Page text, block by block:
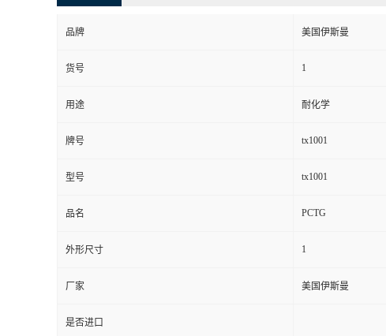
品牌 美国伊斯曼
货号 1
用途 耐化学
牌号 tx1001
型号 tx1001
品名 PCTG
外形尺寸 1
厂家 美国伊斯曼
是否进口